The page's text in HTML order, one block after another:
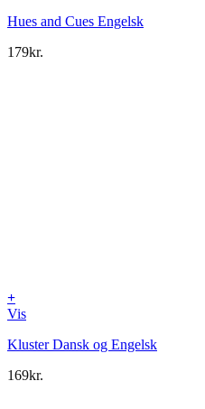
Hues and Cues Engelsk
179kr.
+
Vis
Kluster Dansk og Engelsk
169kr.